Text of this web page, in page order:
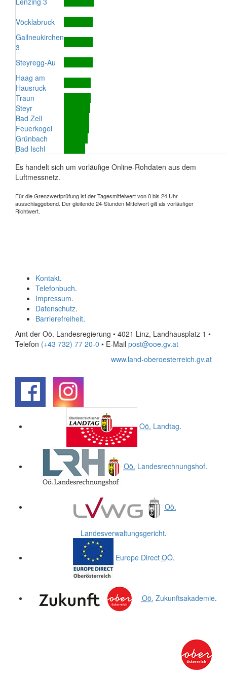
Vöcklabruck
Gallneukirchen
3
Steyregg-Au
Haag am
Hausruck
Traun
Steyr
Bad Zell
Feuerkogel
Grünbach
Bad Ischl
Es handelt sich um vorläufige Online-Rohdaten aus dem
Luftmessnetz.
Für die Grenzwertprüfung ist der Tagesmittelwert von 0 bis 24 Uhr
ausschlaggebend. Der gleitende 24-Stunden Mittelwert gilt als vorläufiger
Richtwert.
Kontakt.
Telefonbuch.
Impressum.
Datenschutz.
Barrierefreiheit.
Amt der Oö. Landesregierung • 4021 Linz, Landhausplatz 1 •
Telefon (+43 732) 77 20-0 • E-Mail post@ooe.gv.at
www.land-oberoesterreich.gv.at
Oö. Landtag.
Oö. Landesrechnungshof.
Oö.
Landesverwaltungsgericht.
Europe Direct OÖ.
Oö. Zukunftsakademie.